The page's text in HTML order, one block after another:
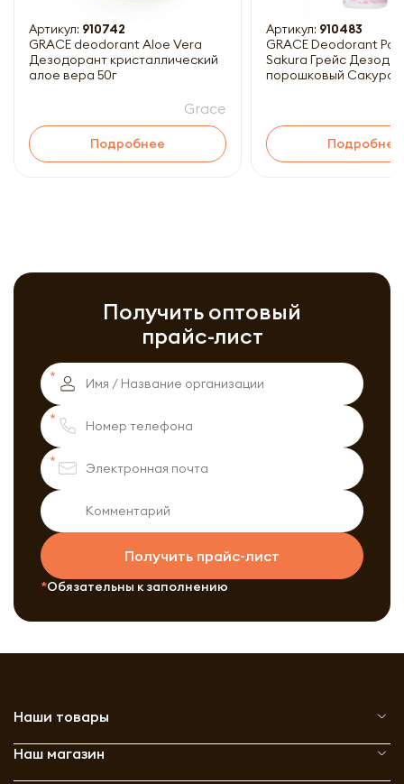
Артикул: 910742
GRACE deodorant Aloe Vera
Дезодорант кристаллический
алое вера 50г
Grace
Подробнее
Артикул: 910483
GRACE Deodorant
Sakura Грейс
порошковый Сакура
Подробнее
Получить оптовый
прайс-лист
Получить прайс-лист
Обязательны к заполнению
Наши товары
Наш магазин